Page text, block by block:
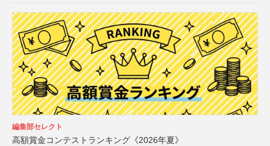
編集部セレクト
高額賞金コンテストランキング《2026年夏》